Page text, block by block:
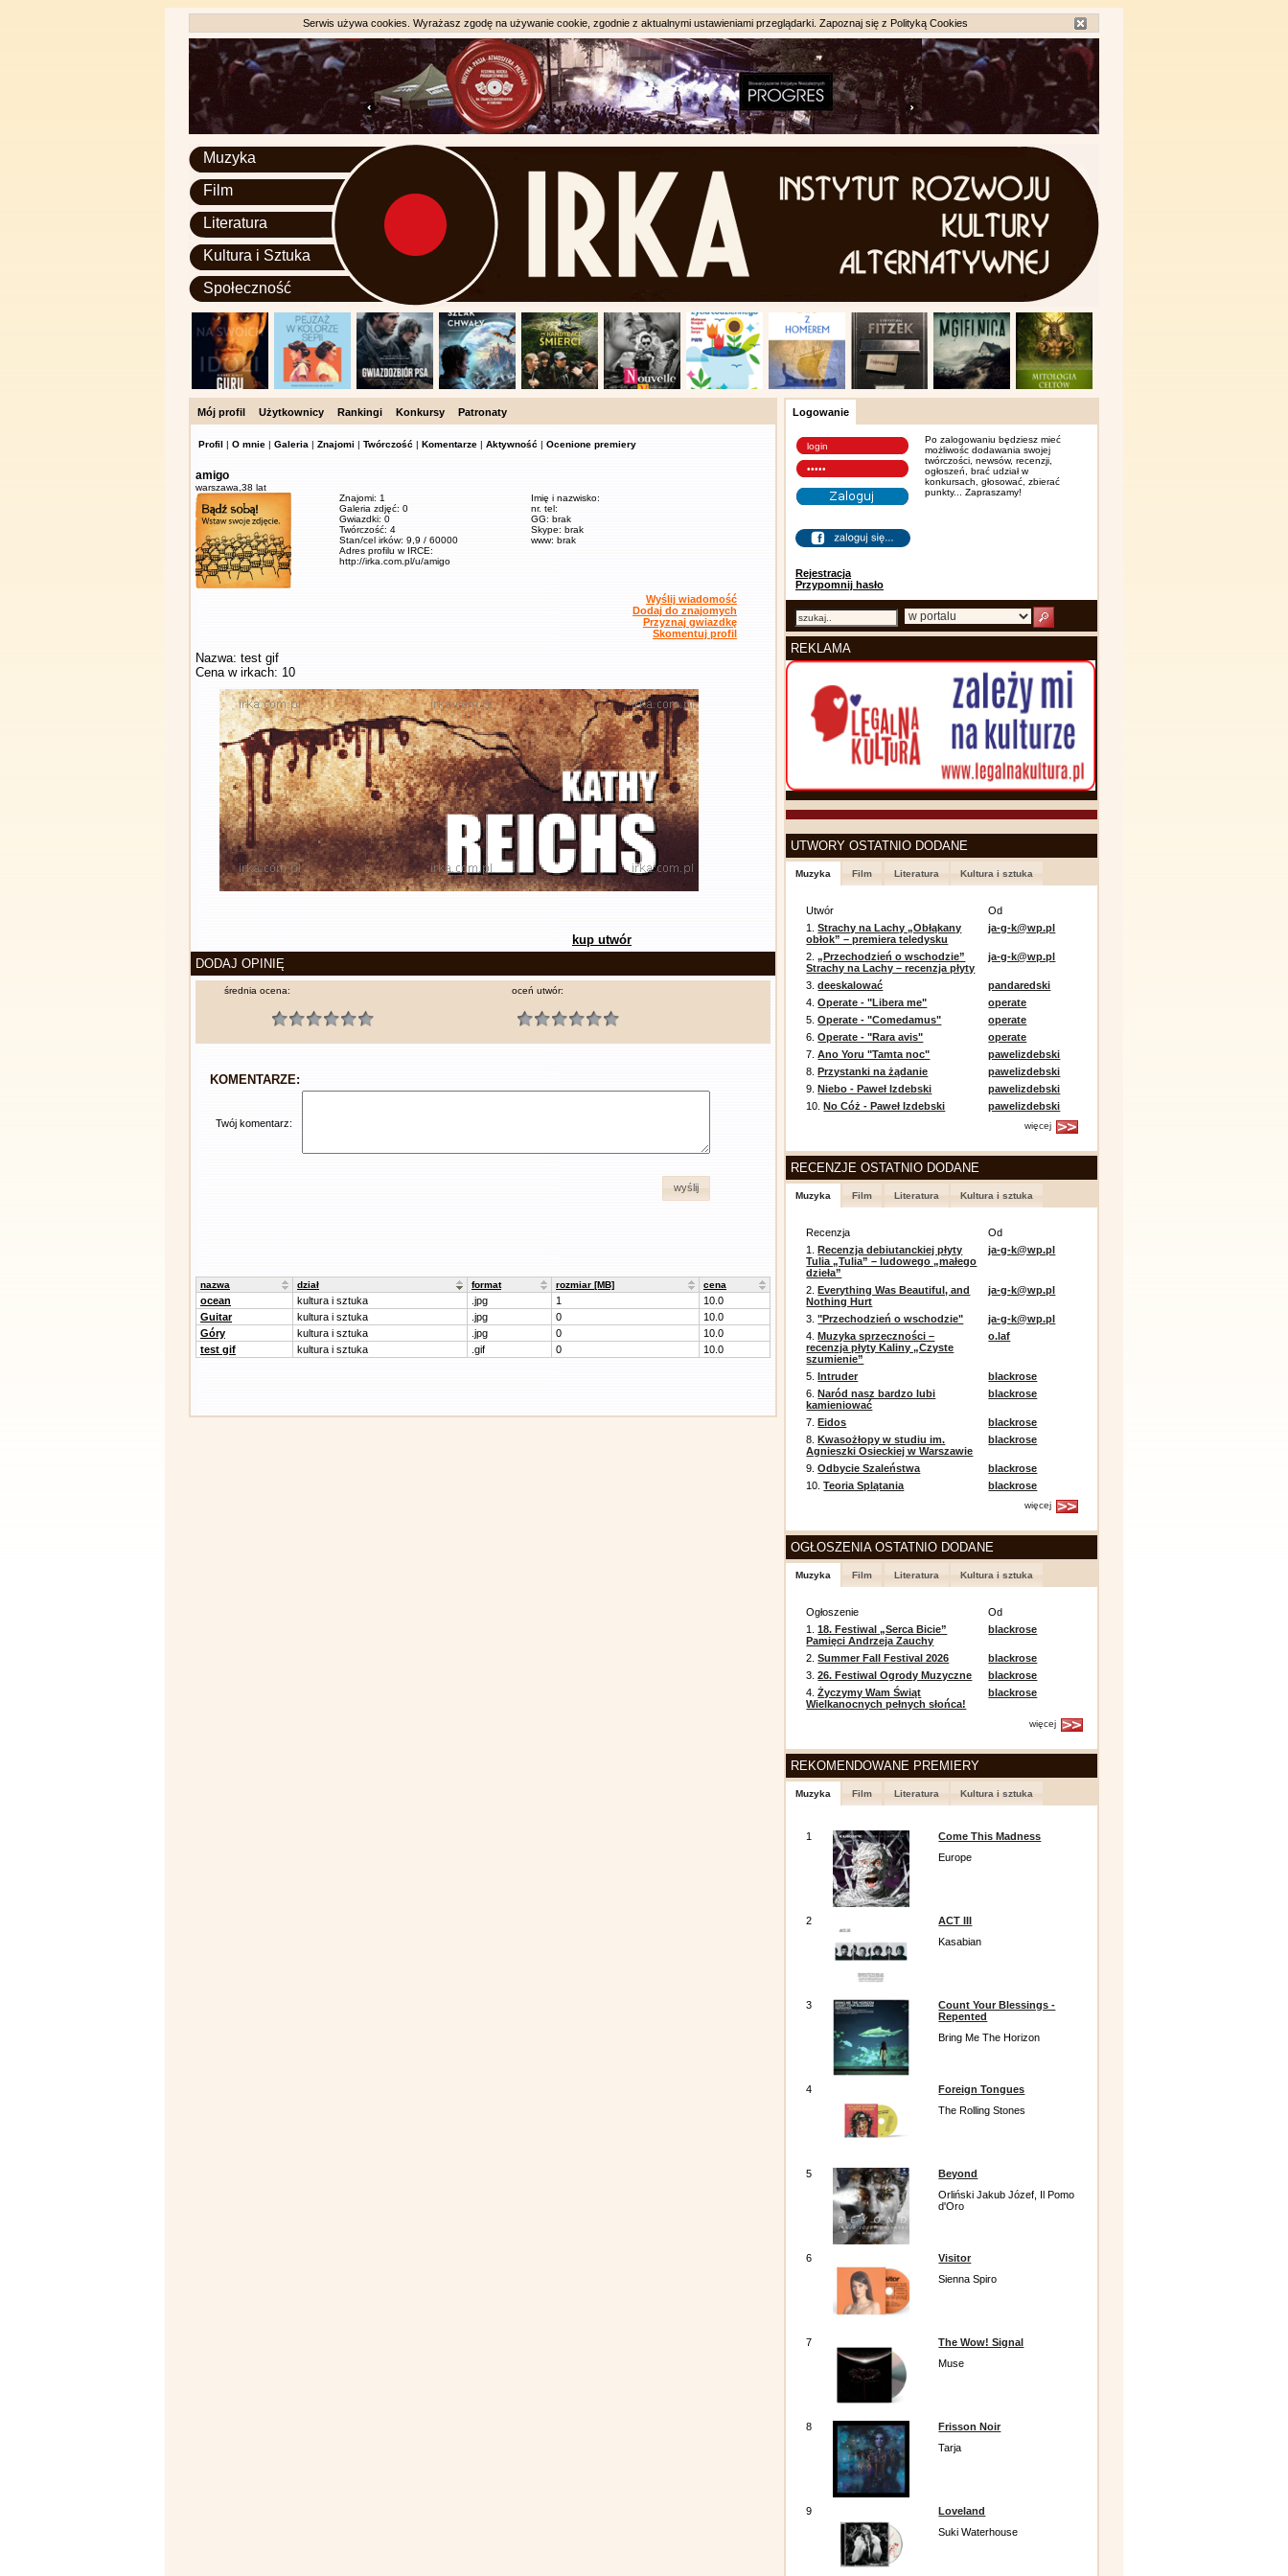
Serwis używa cookies. Wyrażasz zgodę na używanie cookie, zgodnie z aktualnymi ustawieniami przeglądarki. Zapoznaj się z Polityką Cookies
Muzyka
Film
Literatura
Kultura i Sztuka
Społeczność
Mój profil Użytkownicy Rankingi Konkursy Patronaty
Profil | O mnie | Galeria | Znajomi | Twórczość | Komentarze | Aktywność | Ocenione premiery
amigo
warszawa, 38 lat
Znajomi: 1
Galeria zdjęć: 0
Gwiazdki: 0
Twórczość: 4
Stan/cel irków: 9,9 / 60000
Adres profilu w IRCE:
http://irka.com.pl/u/amigo
Imię i nazwisko:
nr. tel:
GG: brak
Skype: brak
www: brak
Wyślij wiadomość
Dodaj do znajomych
Przyznaj gwiazdkę
Skomentuj profil
Nazwa: test gif
Cena w irkach: 10
kup utwór
DODAJ OPINIĘ
średnia ocena: oceń utwór:
KOMENTARZE:
Twój komentarz:
wyślij
nazwa dział format rozmiar [MB] cena
ocean kultura i sztuka .jpg 1
10.0
Guitar
kultura i sztuka .jpg 0
10.0
Góry
kultura i sztuka .jpg 0
10.0
test gif
kultura i sztuka .gif 0 10.0
Logowanie
Rejestracja
Przypomnij hasło
Po zalogowaniu będziesz mieć
możliwośc dodawania swojej
twórczości, newsów, recenzji,
ogłoszeń, brać udział w
konkursach, głosować, zbierać
punkty... Zapraszamy!
REKLAMA
UTWORY OSTATNIO DODANE
Muzyka Film Literatura Kultura i sztuka
Utwór
Od
1.Strachy na Lachy „Obłąkany
obłok” – premiera teledysku
ja-g-k@wp.pl
2.„Przechodzień o wschodzie”
Strachy na Lachy – recenzja płyty
ja-g-k@wp.pl
3.deeskalować
pandaredski
4.Operate - "Libera me"
operate
5.Operate - "Comedamus"
operate
6.Operate - "Rara avis"
operate
7.Ano Yoru "Tamta noc"
pawelizdebski
8.Przystanki na żądanie
pawelizdebski
9.Niebo - Paweł Izdebski
pawelizdebski
10.No Cóż - Paweł Izdebski pawelizdebski
więcej
RECENZJE OSTATNIO DODANE
Muzyka Film Literatura Kultura i sztuka
Recenzja
Od
1.Recenzja debiutanckiej płyty
Tulia „Tulia” – ludowego „małego
dzieła”
ja-g-k@wp.pl
2.Everything Was Beautiful, and
Nothing Hurt
ja-g-k@wp.pl
3."Przechodzień o wschodzie"
ja-g-k@wp.pl
4.Muzyka sprzeczności –
recenzja płyty Kaliny „Czyste
szumienie”
o.laf
5.Intruder
blackrose
6.Naród nasz bardzo lubi
kamieniować
blackrose
7.Eidos
blackrose
8.Kwasożłopy w studiu im.
Agnieszki Osieckiej w Warszawie
blackrose
9.Odbycie Szaleństwa
blackrose
10.Teoria Splątania blackrose
więcej
OGŁOSZENIA OSTATNIO DODANE
Muzyka Film Literatura Kultura i sztuka
Ogłoszenie
Od
1.18. Festiwal „Serca Bicie”
Pamięci Andrzeja Zauchy
blackrose
2.Summer Fall Festival 2026
blackrose
3.26. Festiwal Ogrody Muzyczne
blackrose
4.Życzymy Wam Świąt
Wielkanocnych pełnych słońca!
blackrose
więcej
REKOMENDOWANE PREMIERY
Muzyka Film Literatura Kultura i sztuka
1
Come This Madness
Europe
2
ACT III
Kasabian
3
Count Your Blessings -
Repented
Bring Me The Horizon
4
Foreign Tongues
The Rolling Stones
5
Beyond
Orliński Jakub Józef, Il Pomo
d'Oro
6
Visitor
Sienna Spiro
7
The Wow! Signal
Muse
8
Frisson Noir
Tarja
9
Loveland
Suki Waterhouse